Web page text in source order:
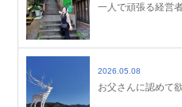
一人で頑張る経営
2026.05.08
お父さんに認めて